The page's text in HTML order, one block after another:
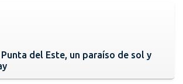
del Este, un paraíso de sol y